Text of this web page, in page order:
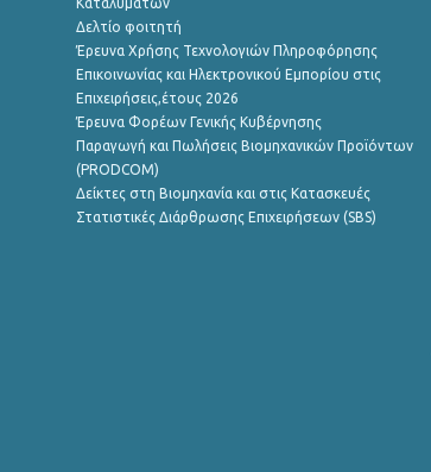
Δελτίο φοιτητή
Έρευνα Χρήσης Τεχνολογιών Πληροφόρησης
Επικοινωνίας και Ηλεκτρονικού Εμπορίου στις
Επιχειρήσεις,έτους 2026
Έρευνα Φορέων Γενικής Κυβέρνησης
Παραγωγή και Πωλήσεις Βιομηχανικών Προϊόντων
(PRODCOM)
Δείκτες στη Βιομηχανία και στις Κατασκευές
Στατιστικές Διάρθρωσης Επιχειρήσεων (SBS)